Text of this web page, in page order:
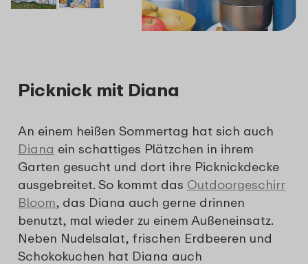
Picknick mit Diana
An einem heißen Sommertag hat sich auch
Diana ein schattiges Plätzchen in ihrem
Garten gesucht und dort ihre Picknickdecke
ausgebreitet. So kommt das Outdoorgeschirr
Bloom, das Diana auch gerne drinnen
benutzt, mal wieder zu einem Außeneinsatz.
Neben Nudelsalat, frischen Erdbeeren und
Schokokuchen hat Diana auch